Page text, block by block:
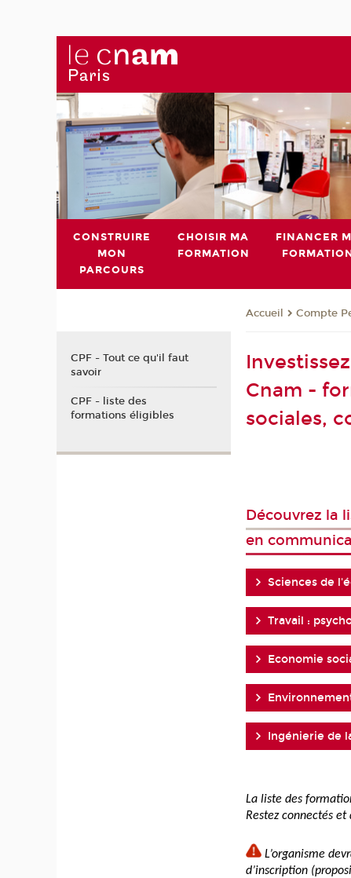
CONSTRUIRE
MON
PARCOURS
CHOISIR MA
FORMATION
FINANCER
Accueil Compte
Cnam -
sociales,
Découvrez la
en
Sciences de
Travail :
Economie
Ingénierie de
La liste des
Restez connectés
L’organisme
d’inscription
CPF - Tout ce qu'il faut
savoir
CPF - liste des
formations éligibles